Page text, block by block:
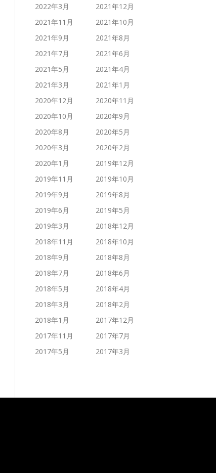
2022年3月
2021年12月
2021年11月
2021年10月
2021年9月
2021年8月
2021年7月
2021年6月
2021年5月
2021年4月
2021年3月
2021年1月
2020年12月
2020年11月
2020年10月
2020年9月
2020年8月
2020年5月
2020年3月
2020年2月
2020年1月
2019年12月
2019年11月
2019年10月
2019年9月
2019年8月
2019年6月
2019年5月
2019年3月
2018年12月
2018年11月
2018年10月
2018年9月
2018年8月
2018年7月
2018年6月
2018年5月
2018年4月
2018年3月
2018年2月
2018年1月
2017年12月
2017年11月
2017年7月
2017年5月
2017年3月